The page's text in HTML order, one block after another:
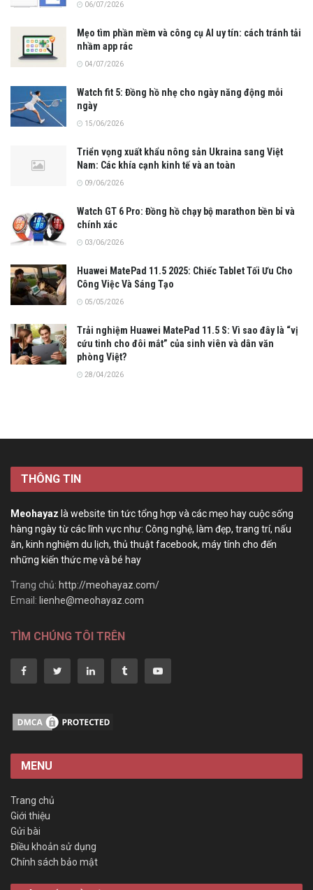
06/07/2026
Mẹo tìm phần mềm và công cụ AI uy tín: cách tránh tải
nhầm app rác
04/07/2026
Watch fit 5: Đồng hồ nhẹ cho ngày năng động mỗi
ngày
15/06/2026
Triển vọng xuất khẩu nông sản Ukraina sang Việt
Nam: Các khía cạnh kinh tế và an toàn
09/06/2026
Watch GT 6 Pro: Đồng hồ chạy bộ marathon bền bỉ và
chính xác
03/06/2026
Huawei MatePad 11.5 2025: Chiếc Tablet Tối Ưu Cho
Công Việc Và Sáng Tạo
05/05/2026
Trải nghiệm Huawei MatePad 11.5 S: Vì sao đây là “vị
cứu tinh cho đôi mắt” của sinh viên và dân văn
phòng Việt?
28/04/2026
THÔNG TIN
Meohayaz là website tin tức tổng hợp và các mẹo hay cuộc sống
hàng ngày từ các lĩnh vực như: Công nghệ, làm đẹp, trang trí, nấu
ăn, kinh nghiệm du lịch, thủ thuật facebook, máy tính cho đến
những kiến thức mẹ và bé hay
Trang chủ: http://meohayaz.com/
Email: lienhe@meohayaz.com
TÌM CHÚNG TÔI TRÊN
MENU
Trang chủ
Giới thiệu
Gửi bài
Điều khoản sử dụng
Chính sách bảo mật